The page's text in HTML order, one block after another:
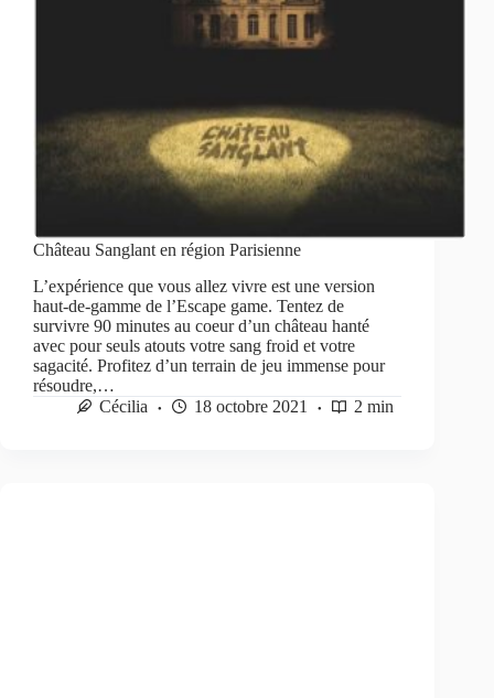
Château Sanglant en région Parisienne
L’expérience que vous allez vivre est une version
haut-de-gamme de l’Escape game. Tentez de
survivre 90 minutes au coeur d’un château hanté
avec pour seuls atouts votre sang froid et votre
sagacité. Profitez d’un terrain de jeu immense pour
résoudre,…
Cécilia
18 octobre 2021 2 min